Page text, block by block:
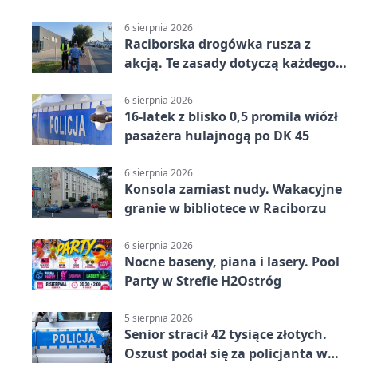
6 sierpnia 2026
Raciborska drogówka rusza z
akcją. Te zasady dotyczą każdego
6 sierpnia 2026
16-latek z blisko 0,5 promila wiózł
pasażera hulajnogą po DK 45
6 sierpnia 2026
Konsola zamiast nudy. Wakacyjne
granie w bibliotece w Raciborzu
6 sierpnia 2026
Nocne baseny, piana i lasery. Pool
Party w Strefie H2Ostróg
5 sierpnia 2026
Senior stracił 42 tysiące złotych.
Oszust podał się za policjanta w